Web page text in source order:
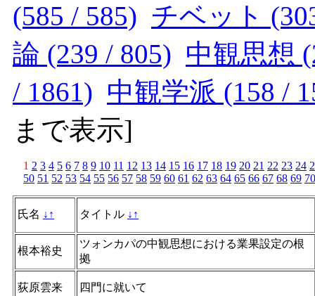
(585 / 585) チベット
論 (239 / 805) 中観思想
/ 1861) 中観学派 (158 /
まで表示]
1 2 3 4 5 6 7 8 9 10 11 12 13 14 15 16 17 18 19 20 21 22 23 24
50 51 52 53 54 55 56 57 58 59 60 61 62 63 64 65 66 67 68 69 70
氏名 ↓ ↑ タイトル ↓ ↑
根本裕史
ツォンカパの中観思想における業果設定の根
拠
荻原雲来 四門に就いて